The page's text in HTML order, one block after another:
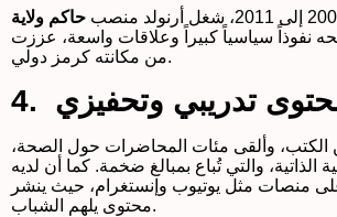
حاكم ولاية
نفوذاً سياسياً كبيراً وعلاقات واسعة، عززت
من مكانته كرمز دولي.
محتوى تدريبي وتحفيزي
الكتب، وألقى مئات المحاضرات حول الصحة،
الذاتية، والتي تُباع بمبالغ ضخمة. كما أن لديه
على منصات مثل يوتيوب وإنستغرام، حيث ينشر
محتوى يلهم الشباب.